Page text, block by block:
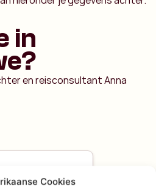
Cookies
in
en reisconsultant Anna